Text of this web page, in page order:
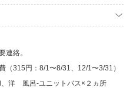
連絡。
315円：8/1〜8/31、12/1〜3/31）
、洋 風呂-ユニットバス×２ヵ所